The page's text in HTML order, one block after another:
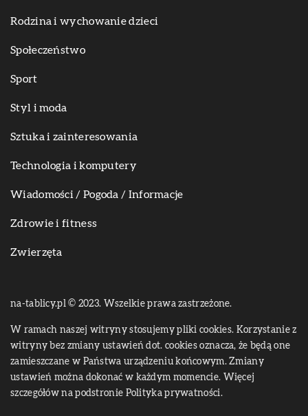
Rodzina i wychowanie dzieci
Społeczeństwo
Sport
Styl i moda
Sztuka i zainteresowania
Technologia i komputery
Wiadomości / Pogoda / Informacje
Zdrowie i fitness
Zwierzęta
na-tablicy.pl © 2023. Wszelkie prawa zastrzeżone.
W ramach naszej witryny stosujemy pliki cookies. Korzystanie z
witryny bez zmiany ustawień dot. cookies oznacza, że będą one
zamieszczane w Państwa urządzeniu końcowym. Zmiany
ustawień można dokonać w każdym momencie. Więcej
szczegółów na podstronie Polityka prywatności.